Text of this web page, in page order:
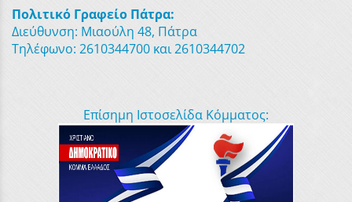
Πολιτικό Γραφείο Πάτρα:
Διεύθυνση: Μιαούλη 48, Πάτρα
Τηλέφωνο: 2610344700 και 2610344702
Επίσημη Ιστοσελίδα Κόμματος: